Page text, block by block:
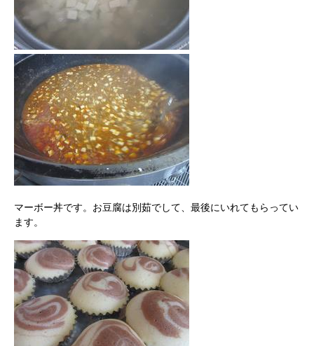
マーボー丼です。お豆腐は別茹でして、最後にいれてもらってい
ます。